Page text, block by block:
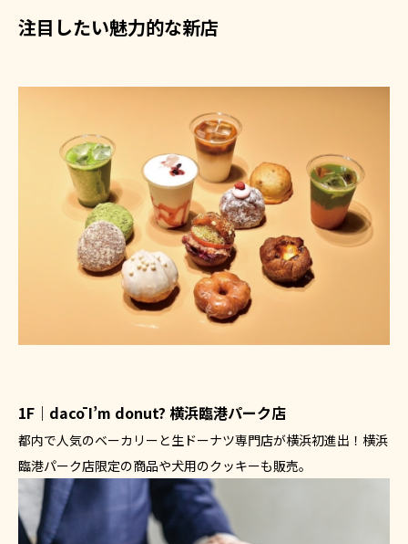
注目したい魅力的な新店
1F｜dacō I’m donut? 横浜臨港パーク店
都内で人気のベーカリーと生ドーナツ専門店が横浜初進出！横浜
臨港パーク店限定の商品や犬用のクッキーも販売。